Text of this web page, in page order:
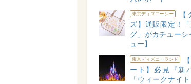
東京ディズニーシー
ズ】通販限定！
グ」がカチュー
ュー】
東京ディズニーランド
ート】必見『新
「ウィークナイ